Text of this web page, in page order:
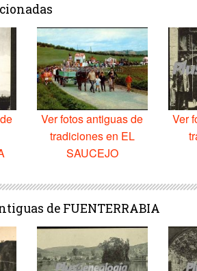
Ver fotos antiguas de
tradiciones en EL
SAUCEJO
Ver
de FUENTERRABIA